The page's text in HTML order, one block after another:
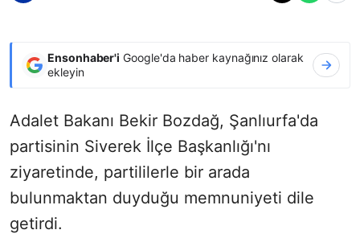
Ensonhaber'i Google'da haber kaynağınız olarak
ekleyin
Adalet Bakanı Bekir Bozdağ, Şanlıurfa'da
partisinin Siverek İlçe Başkanlığı'nı
ziyaretinde, partililerle bir arada
bulunmaktan duyduğu memnuniyeti dile
getirdi.